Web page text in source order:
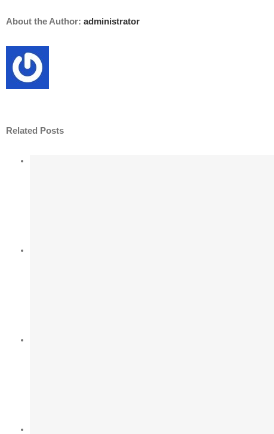
About the Author: administrator
Related Posts